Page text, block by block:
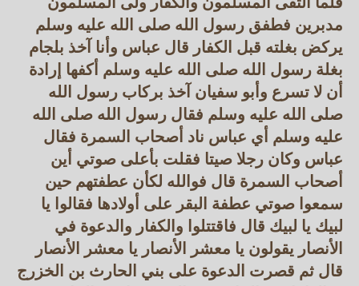
مدبرين فطفق رسول الله صلى الله عليه وسلم
يركض بغلته قبل الكفار قال عباس وأنا آخذ بلجام
بغلة رسول الله صلى الله عليه وسلم أكفها إرادة
أن لا تسرع وأبو سفيان آخذ بركاب رسول الله
صلى الله عليه وسلم فقال رسول الله صلى الله
عليه وسلم أي عباس ناد أصحاب السمرة فقال
عباس وكان رجلا صيتا فقلت بأعلى صوتي أين
أصحاب السمرة قال فوالله لكأن عطفتهم حين
سمعوا صوتي عطفة البقر على أولادها فقالوا يا
لبيك يا لبيك قال فاقتتلوا والكفار والدعوة في
الأنصار يقولون يا معشر الأنصار يا معشر الأنصار
قال ثم قصرت الدعوة على بني الحارث بن الخزرج